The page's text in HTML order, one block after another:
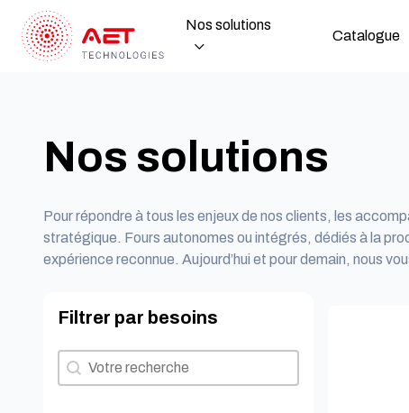
Nos solutions
Catalogue
Nos solutions
Pour répondre à tous les enjeux de nos clients, les
stratégique. Fours autonomes ou intégrés, dédiés à la
expérience reconnue. Aujourd’hui et pour demain, nous
Filtrer par besoins
Filtrer par besoins
Filtrer par besoins